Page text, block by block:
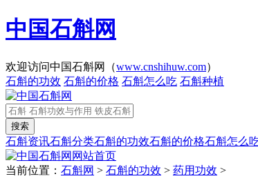
中国石斛网
欢迎访问中国石斛网（www.cnshihuw.com）
石斛的功效 石斛的价格 石斛怎么吃 石斛种植
石斛资讯石斛分类石斛的功效石斛的价格石斛怎么
网站首页
当前位置： 石斛网 > 石斛的功效 > 药用功效 >